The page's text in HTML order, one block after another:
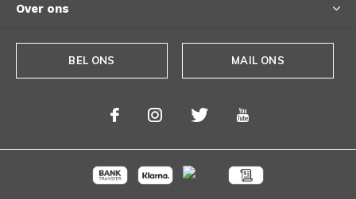
Over ons
BEL ONS MAIL ONS